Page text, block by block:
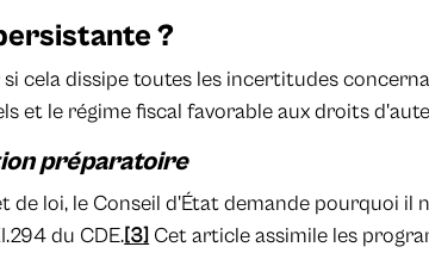
?
cela dissipe toutes les incertitudes
et le régime fiscal favorable aux droits
préparatoire
de loi, le Conseil d'État demande pourquoi il
du CDE.[3] Cet article assimile les